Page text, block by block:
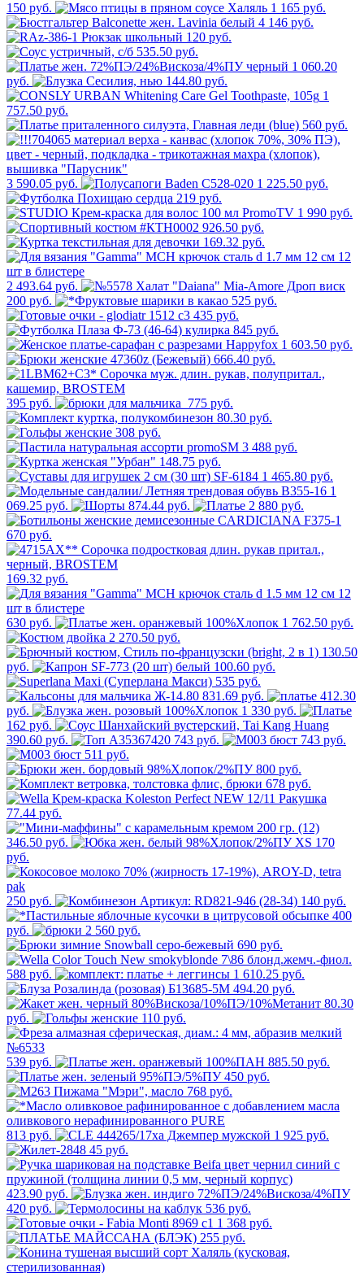
150 руб.
1 165 руб.
4 146 руб.
120 руб.
535.50 руб.
1 060.20
руб.
144.80 руб.
1
757.50 руб.
560 руб.
3 590.05 руб.
1 225.50 руб.
219 руб.
1 990 руб.
926.50 руб.
169.32 руб.
2 493.64 руб.
200 руб.
525 руб.
435 руб.
845 руб.
1 603.50 руб.
666.40 руб.
395 руб.
775 руб.
80.30 руб.
308 руб.
3 488 руб.
148.75 руб.
1 465.80 руб.
1
069.25 руб.
874.44 руб. 2 880 руб.
670 руб.
169.32 руб.
630 руб.
1 762.50 руб.
2 270.50 руб.
130.50
руб.
100.60 руб.
535 руб.
831.69 руб.
412.30
руб.
1 330 руб.
162 руб.
390.60 руб.
743 руб.
743 руб.
511 руб.
800 руб.
678 руб.
77.44 руб.
346.50 руб.
170
руб.
250 руб.
140 руб.
400
руб.
2 560 руб.
690 руб.
588 руб.
1 610.25 руб.
494.20 руб.
80.30
руб.
110 руб.
539 руб.
885.50 руб.
450 руб.
768 руб.
813 руб.
1 925 руб.
45 руб.
423.90 руб.
420 руб.
536 руб.
1 368 руб.
255 руб.